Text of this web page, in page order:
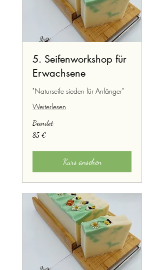
5. Seifenworkshop für
Erwachsene
"Naturseife sieden für Anfänger"
Weiterlesen
Beendet
85
Euro
85 €
Kurs ansehen